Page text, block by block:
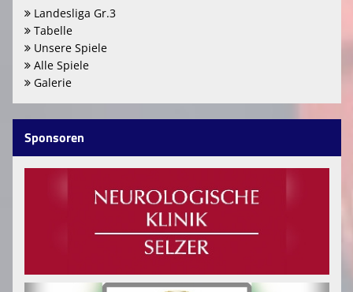
Landesliga Gr.3
Tabelle
Unsere Spiele
Alle Spiele
Galerie
Sponsoren